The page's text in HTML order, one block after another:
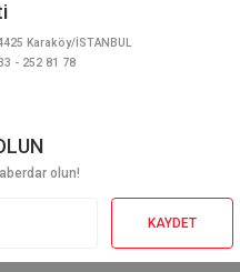
Karaköy/İSTANBUL
- 252 81 78
olun!
KAYDET